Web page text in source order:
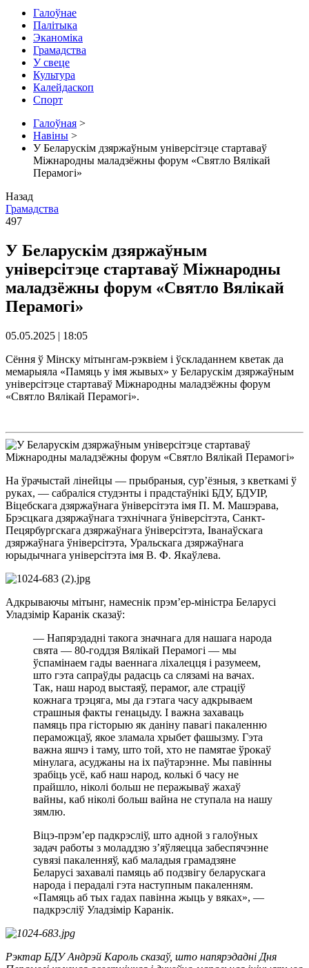
Галоўнае
Палітыка
Эканоміка
Грамадства
У свеце
Культура
Калейдаскоп
Спорт
Галоўная >
Навіны >
У Беларускім дзяржаўным універсітэце стартаваў
Міжнародны маладзёжны форум «Святло Вялікай
Перамогі»
Назад
Грамадства
497
У Беларускім дзяржаўным
універсітэце стартаваў Міжнародны
маладзёжны форум «Святло Вялікай
Перамогі»
05.05.2025 | 18:05
Сёння ў Мінску мітынгам-рэквіем і ўскладаннем кветак да
мемарыяла «Памяць у імя жывых» у Беларускім дзяржаўным
універсітэце стартаваў Міжнародны маладзёжны форум
«Святло Вялікай Перамогі».
На ўрачыстай лінейцы — прыбраныя, сур’ёзныя, з кветкамі ў
руках, — сабраліся студэнты і прадстаўнікі БДУ, БДУІР,
Віцебскага дзяржаўнага ўніверсітэта імя П. М. Машэрава,
Брэсцкага дзяржаўнага тэхнічнага ўніверсітэта, Санкт-
Пецярбургскага дзяржаўнага ўніверсітэта, Іванаўскага
дзяржаўнага ўніверсітэта, Уральскага дзяржаўнага
юрыдычнага універсітэта імя В. Ф. Якаўлева.
Адкрываючы мітынг, намеснік прэм’ер-міністра Беларусі
Уладзімір Каранік сказаў:
— Напярэдадні такога значнага для нашага народа
свята — 80-годдзя Вялікай Перамогі — мы
ўспамінаем гады ваеннага ліхалецця і разумеем,
што гэта сапраўды радасць са слязамі на вачах.
Так, наш народ выстаяў, перамог, але страціў
кожнага трэцяга, мы да гэтага часу адкрываем
страшныя факты генацыду. І важна захаваць
памяць пра гісторыю як даніну павагі пакаленню
пераможцаў, якое зламала хрыбет фашызму. Гэта
важна яшчэ і таму, што той, хто не памятае ўрокаў
мінулага, асуджаны на іх паўтарэнне. Мы павінны
зрабіць усё, каб наш народ, колькі б часу не
прайшло, ніколі больш не перажываў жахаў
вайны, каб ніколі больш вайна не ступала на нашу
зямлю.
Віцэ-прэм’ер падкрэсліў, што адной з галоўных
задач работы з моладдзю з’яўляецца забеспячэнне
сувязі пакаленняў, каб маладыя грамадзяне
Беларусі захавалі памяць аб подзвігу беларускага
народа і перадалі гэта наступным пакаленням.
«Памяць аб тых гадах павінна жыць у вяках», —
падкрэсліў Уладзімір Каранік.
Рэктар БДУ Андрэй Кароль сказаў, што напярэдадні Дня